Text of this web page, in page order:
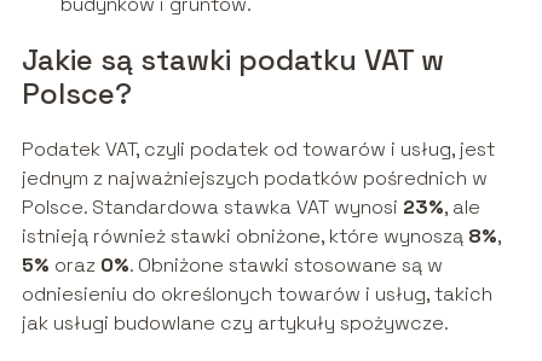
Jakie są stawki podatku VAT w
Polsce?
Podatek VAT, czyli podatek od towarów i usług, jest
jednym z najważniejszych podatków pośrednich w
Polsce. Standardowa stawka VAT wynosi 23%, ale
istnieją również stawki obniżone, które wynoszą 8%,
5% oraz 0%. Obniżone stawki stosowane są w
odniesieniu do określonych towarów i usług, takich
jak usługi budowlane czy artykuły spożywcze.